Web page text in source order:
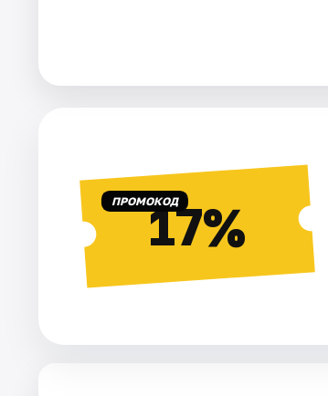
ПРОМОКОД17%